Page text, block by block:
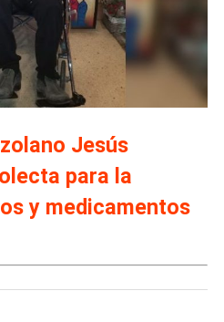
Jesús
para la
y medicamentos